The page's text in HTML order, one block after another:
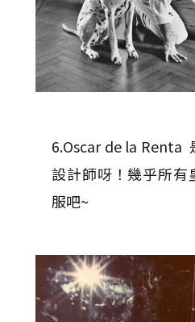
6.Oscar de la Renta
設計師呀！幾乎所有
服吧~